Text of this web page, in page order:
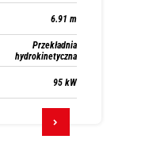
6.91 m
Przekładnia
hydrokinetyczna
95 kW